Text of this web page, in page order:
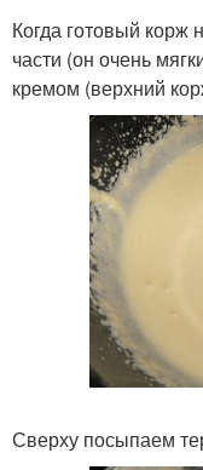
Когда готовый корж
части (он очень
кремом (верхний
Сверху посыпаем